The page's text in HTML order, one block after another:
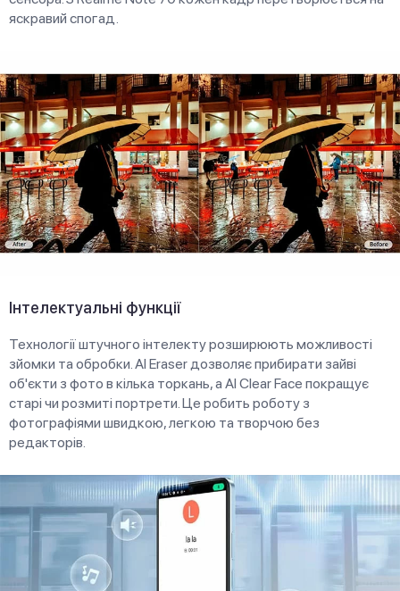
яскравий спогад.
Інтелектуальні функції
Технології штучного інтелекту розширюють можливості
зйомки та обробки. AI Eraser дозволяє прибирати зайві
об'єкти з фото в кілька торкань, а AI Clear Face покращує
старі чи розмиті портрети. Це робить роботу з
фотографіями швидкою, легкою та творчою без
редакторів.